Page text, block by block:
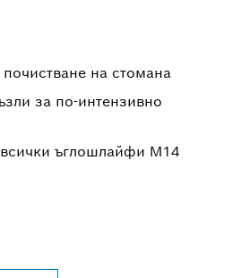
на стомана
за по-интензивно
ъглошлайфи М14